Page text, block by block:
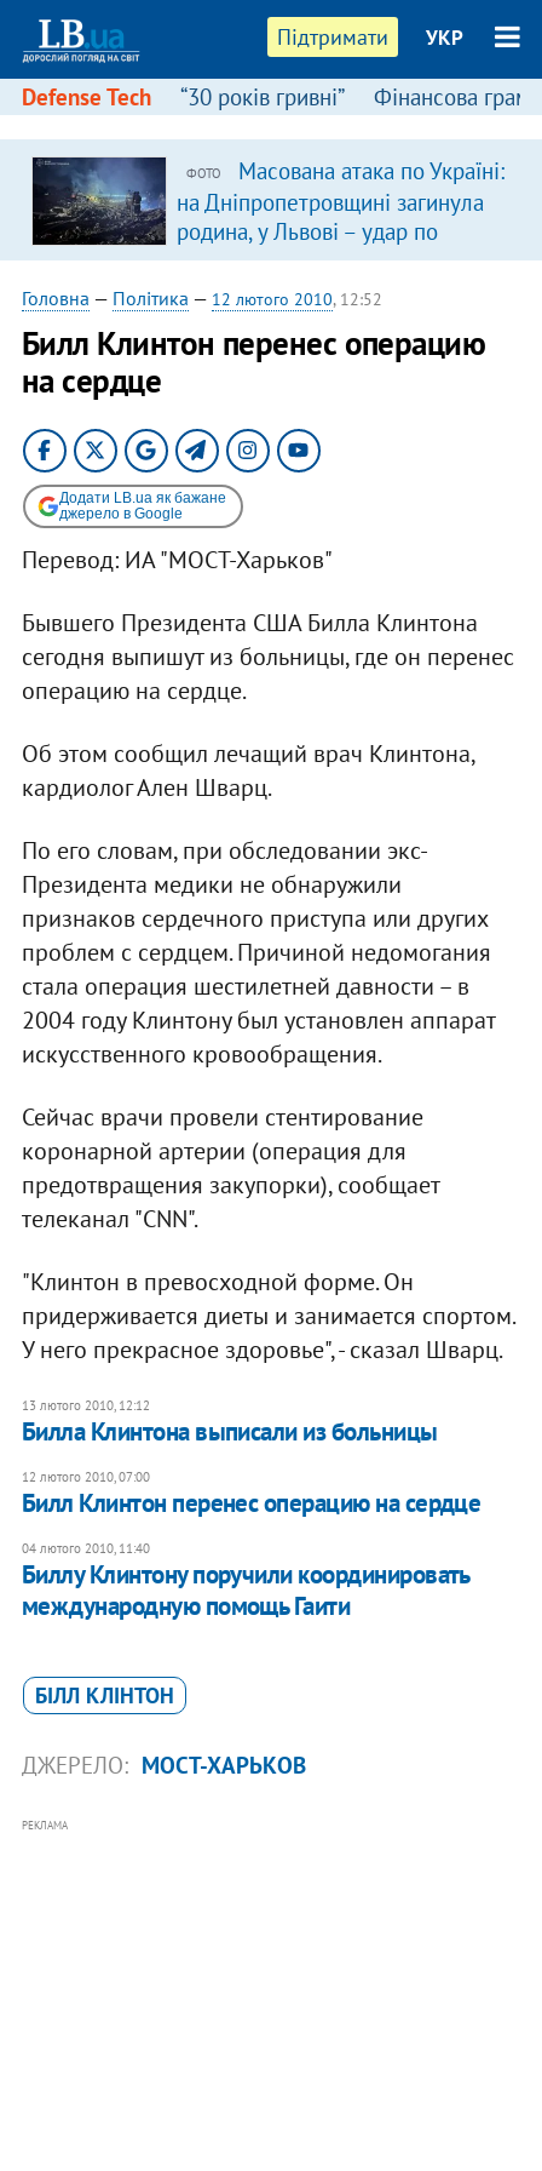
Підтримати УКР
Defense Tech “30 років гривні” Фінансова
ФОТО
Масована атака по Україні:
на Дніпропетровщині загинула
родина, у Львові – удар по
багатоповерхівках
(доповнюється)
Головна — Політика — 12 лютого 2010, 12:52
Билл Клинтон перенес операцию
на сердце
Додати LB.ua як бажане
джерело в Google
Перевод: ИА "МОСТ-Харьков"
Бывшего Президента США Билла Клинтона
сегодня выпишут из больницы, где он перенес
операцию на сердце.
Об этом сообщил лечащий врач Клинтона,
кардиолог Ален Шварц.
По его словам, при обследовании экс-
Президента медики не обнаружили
признаков сердечного приступа или других
проблем с сердцем. Причиной недомогания
стала операция шестилетней давности – в
2004 году Клинтону был установлен аппарат
искусственного кровообращения.
Сейчас врачи провели стентирование
коронарной артерии (операция для
предотвращения закупорки), сообщает
телеканал "CNN".
"Клинтон в превосходной форме. Он
придерживается диеты и занимается спортом.
У него прекрасное здоровье", - сказал Шварц.
13 лютого 2010, 12:12
Билла Клинтона выписали из больницы
12 лютого 2010, 07:00
Билл Клинтон перенес операцию на сердце
04 лютого 2010, 11:40
Биллу Клинтону поручили координировать
международную помощь Гаити
БІЛЛ КЛІНТОН
ДЖЕРЕЛО: МОСТ-ХАРЬКОВ
РЕКЛАМА